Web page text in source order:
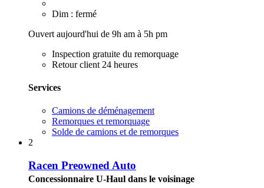
Dim : fermé
Ouvert aujourd'hui de 9h am à 5h pm
Inspection gratuite du remorquage
Retour client 24 heures
Services
Camions de déménagement
Remorques et remorquage
Solde de camions et de remorques
2
Racen Preowned Auto
Concessionnaire U-Haul dans le voisinage